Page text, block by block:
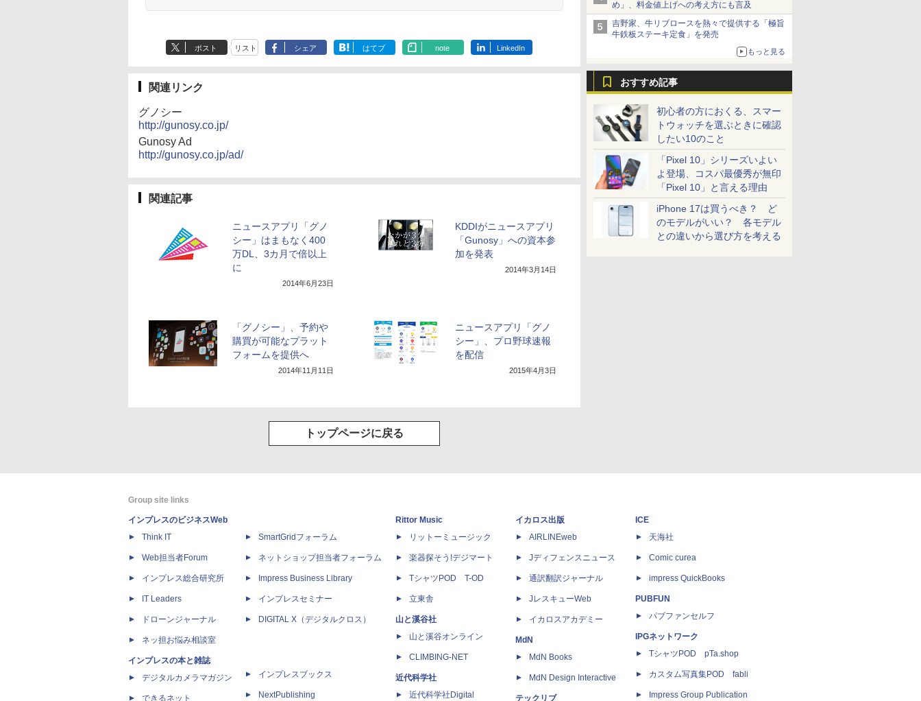
め」、料金値上げへの考え方にも言及
吉野家、牛リブロースを熱々で提供する「極旨
牛鉄板ステーキ定食」を発売
もっと見る
おすすめ記事
初心者の方におくる、スマー
トウォッチを選ぶときに確認
したい10のこと
「Pixel 10」シリーズいよい
よ登場、コスパ最優秀が無印
「Pixel 10」と言える理由
iPhone 17は買うべき？ ど
のモデルがいい？ 各モデル
との違いから選び方を考える
ポスト リスト シェア はてブ note LinkedIn
関連リンク
グノシー
http://gunosy.co.jp/
Gunosy Ad
http://gunosy.co.jp/ad/
関連記事
ニュースアプリ「グノ
シー」はまもなく400
万DL、3カ月で倍以上
に
2014年6月23日
KDDIがニュースアプリ
「Gunosy」への資本参
加を発表
2014年3月14日
「グノシー」、予約や
購買が可能なプラット
フォームを提供へ
2014年11月11日
ニュースアプリ「グノ
シー」、プロ野球速報
を配信
2015年4月3日
トップページに戻る
Group site links
インプレスのビジネスWeb
Think IT
Web担当者Forum
インプレス総合研究所
IT Leaders
ドローンジャーナル
ネッ担お悩み相談室
インプレスの本と雑誌
デジタルカメラマガジン
できるネット
SmartGridフォーラム
ネットショップ担当者フォーラム
Impress Business Library
インプレスセミナー
DIGITAL X（デジタルクロス）
インプレスブックス
NextPublishing
Rittor Music
リットーミュージック
楽器探そう!デジマート
TシャツPOD T-OD
立東舎
山と溪谷社
山と溪谷オンライン
CLIMBING-NET
近代科学社
近代科学社Digital
イカロス出版
AIRLINEweb
Jディフェンスニュース
通訳翻訳ジャーナル
JレスキューWeb
イカロスアカデミー
MdN
MdN Books
MdN Design Interactive
テックリブ
ICE
天海社
Comic curea
impress QuickBooks
PUBFUN
パブファンセルフ
IPGネットワーク
TシャツPOD pTa.shop
カスタム写真集POD fabli
Impress Group Publication